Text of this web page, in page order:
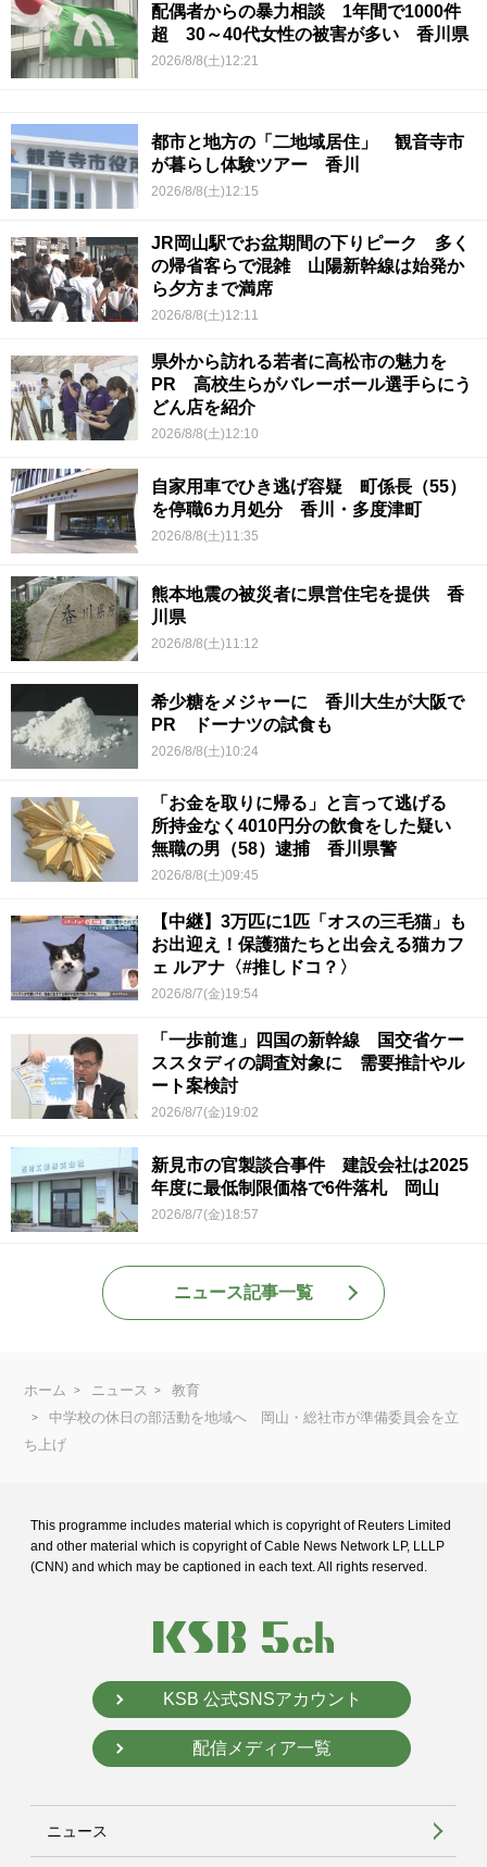
配偶者からの暴力相談 1年間で1000件
超 30～40代女性の被害が多い 香川県
2026/8/8(土)12:21
都市と地方の「二地域居住」 観音寺市
が暮らし体験ツアー 香川
2026/8/8(土)12:15
JR岡山駅でお盆期間の下りピーク 多く
の帰省客らで混雑 山陽新幹線は始発か
ら夕方まで満席
2026/8/8(土)12:11
県外から訪れる若者に高松市の魅力を
PR 高校生らがバレーボール選手らにう
どん店を紹介
2026/8/8(土)12:10
自家用車でひき逃げ容疑 町係長（55）
を停職6カ月処分 香川・多度津町
2026/8/8(土)11:35
熊本地震の被災者に県営住宅を提供 香
川県
2026/8/8(土)11:12
希少糖をメジャーに 香川大生が大阪で
PR ドーナツの試食も
2026/8/8(土)10:24
「お金を取りに帰る」と言って逃げる
所持金なく4010円分の飲食をした疑い
無職の男（58）逮捕 香川県警
2026/8/8(土)09:45
【中継】3万匹に1匹「オスの三毛猫」も
お出迎え！保護猫たちと出会える猫カフ
ェ ルアナ〈#推しドコ？〉
2026/8/7(金)19:54
「一歩前進」四国の新幹線 国交省ケー
ススタディの調査対象に 需要推計やル
ート案検討
2026/8/7(金)19:02
新見市の官製談合事件 建設会社は2025
年度に最低制限価格で6件落札 岡山
2026/8/7(金)18:57
ニュース記事一覧
ホーム ニュース
教育
中学校の休日の部活動を地域へ 岡山・総社市が準備委員会を立
ち上げ
This programme includes material which is copyright of Reuters Limited
and other material which is copyright of Cable News Network LP, LLLP
(CNN) and which may be captioned in each text. All rights reserved.
KSB 公式SNSアカウント
配信メディア一覧
ニュース